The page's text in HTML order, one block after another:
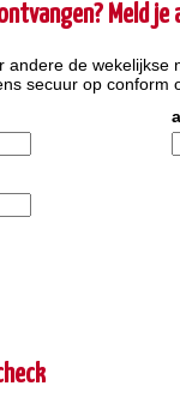
Meld je
andere de wekelijkse
secuur op conform